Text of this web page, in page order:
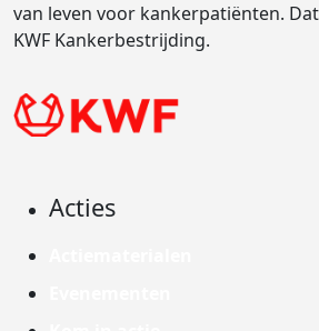
van leven voor kankerpatiënten.
KWF Kankerbestrijding.
Acties